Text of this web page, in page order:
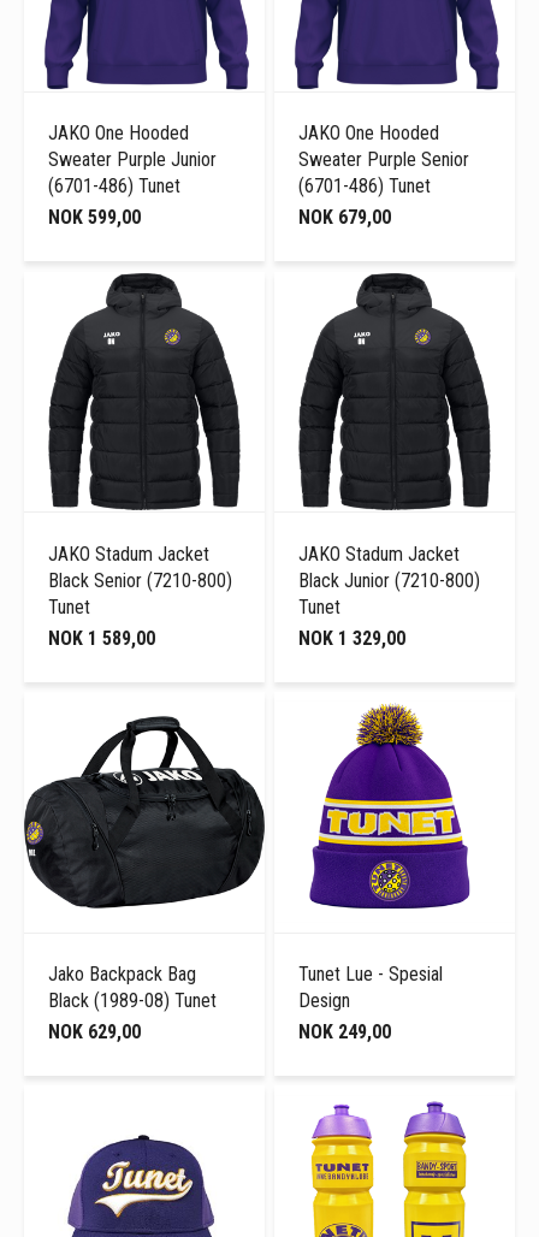
JAKO One Hooded
Sweater Purple Junior
(6701-486) Tunet
NOK 599,00
JAKO One Hooded
Sweater Purple Senior
(6701-486) Tunet
NOK 679,00
JAKO Stadum Jacket
Black Senior (7210-800)
Tunet
NOK 1 589,00
JAKO Stadum Jacket
Black Junior (7210-800)
Tunet
NOK 1 329,00
Jako Backpack Bag
Black (1989-08) Tunet
NOK 629,00
Tunet Lue - Spesial
Design
NOK 249,00